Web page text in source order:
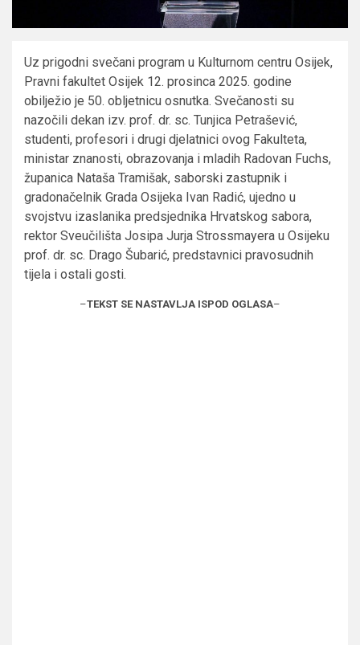
Uz prigodni svečani program u Kulturnom centru Osijek,
Pravni fakultet Osijek 12. prosinca 2025. godine
obilježio je 50. obljetnicu osnutka. Svečanosti su
nazočili dekan izv. prof. dr. sc. Tunjica Petrašević,
studenti, profesori i drugi djelatnici ovog Fakulteta,
ministar znanosti, obrazovanja i mladih Radovan Fuchs,
županica Nataša Tramišak, saborski zastupnik i
gradonačelnik Grada Osijeka Ivan Radić, ujedno u
svojstvu izaslanika predsjednika Hrvatskog sabora,
rektor Sveučilišta Josipa Jurja Strossmayera u Osijeku
prof. dr. sc. Drago Šubarić, predstavnici pravosudnih
tijela i ostali gosti.
–TEKST SE NASTAVLJA ISPOD OGLASA–